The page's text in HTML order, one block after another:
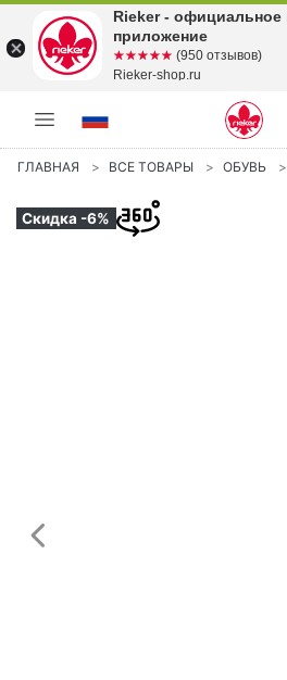
ГЛАВНАЯ ВСЕ ТОВАРЫ ОБУВЬ
Скидка -6%
Предыдущий
Rieker -
приложение
☆☆☆☆☆
★★★★★ (950 отзывов)
Rieker-shop.ru